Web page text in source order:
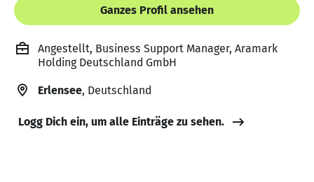
Ganzes Profil ansehen
Angestellt, Business Support Manager, Aramark
Holding Deutschland GmbH
Erlensee, Deutschland
Logg Dich ein, um alle Einträge zu sehen.